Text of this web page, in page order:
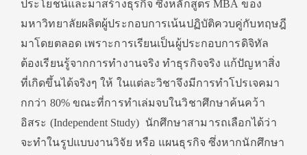
ประโยชน์และมาสร้างธุรกิจ ซึ่งหลักสูตร MBA ของ
มหาวิทยาลัยผลิตผู้ประกอบการเน้นปฏิบัติควบคู่กับทฤษฎี
มาโดยตลอด เพราะการเรียนเป็นผู้ประกอบการดิจิทัล
ต้องเรียนรู้จากการทำงานจริง ทำธุรกิจจริง แก้ปัญหาสิ่ง
ที่เกิดขึ้นได้จริงๆ ให้ ในแต่ละวิชาจึงมีการทำโปรเจคมา
กกว่า 80%ขณะที่การทำเล่มจบในวิชาศึกษาค้นคว้า
อิสระ (Independent Study) นักศึกษาสามารถเลือกได้ว่า
จะทำในรูปแบบงานวิจัย หรือ แผนธุรกิจ ซึ่งหากนักศึกษา